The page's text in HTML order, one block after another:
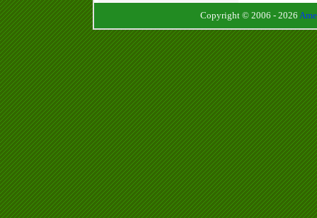
Copyright © 2006 - 2026